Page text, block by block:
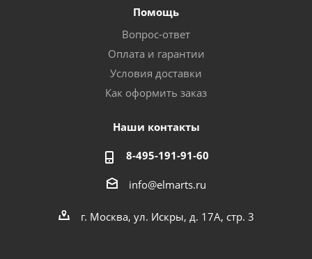
Помощь
Вопрос-ответ
Оплата и гарантии
Условия доставки
Как оформить заказ
Наши контакты
8-495-191-91-60
info@elmarts.ru
г. Москва, ул. Искры, д. 17А, стр. 3